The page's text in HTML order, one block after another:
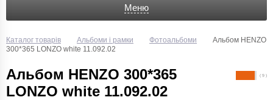
Меню
Каталог товарів Альбоми і рамки Фотоальбоми
Альбом HENZO
300*365 LONZO white 11.092.02
Альбом HENZO 300*365
LONZO white 11.092.02
( 9 )